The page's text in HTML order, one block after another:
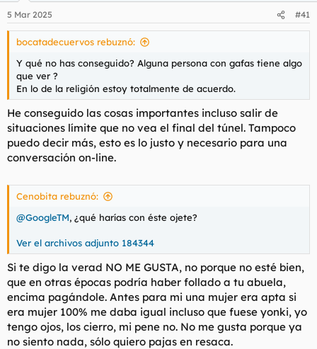
e
s
5 Mar 2025 #41
bocatadecuervos rebuznó:
Y qué no has conseguido? Alguna persona con gafas tiene algo
que ver ?
En lo de la religión estoy totalmente de acuerdo.
He conseguido las cosas importantes incluso salir de
situaciones límite que no vea el final del túnel. Tampoco
puedo decir más, esto es lo justo y necesario para una
conversación on-line.
Cenobita rebuznó:
@GoogleTM, ¿qué harías con éste ojete?
Ver el archivos adjunto 184344
Si te digo la verad NO ME GUSTA, no porque no esté bien,
que en otras épocas podría haber follado a tu abuela,
encima pagándole. Antes para mi una mujer era apta si
era mujer 100% me daba igual incluso que fuese yonki, yo
tengo ojos, los cierro, mi pene no. No me gusta porque ya
no siento nada, sólo quiero pajas en resaca.